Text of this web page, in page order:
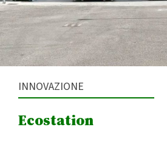
INNOVAZIONE
Ecostation